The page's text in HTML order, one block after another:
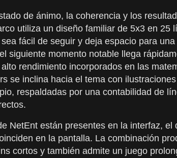
de ánimo, la coherencia y los
utiliza un diseño familiar de 5x3 en 25
fácil de seguir y deja espacio para
siguiente momento notable llega
rendimiento incorporados en las
se inclina hacia el tema con
respaldadas por una contabilidad de
NetEnt están presentes en la interfaz, el
en la pantalla. La combinación
cortos y también admite un juego